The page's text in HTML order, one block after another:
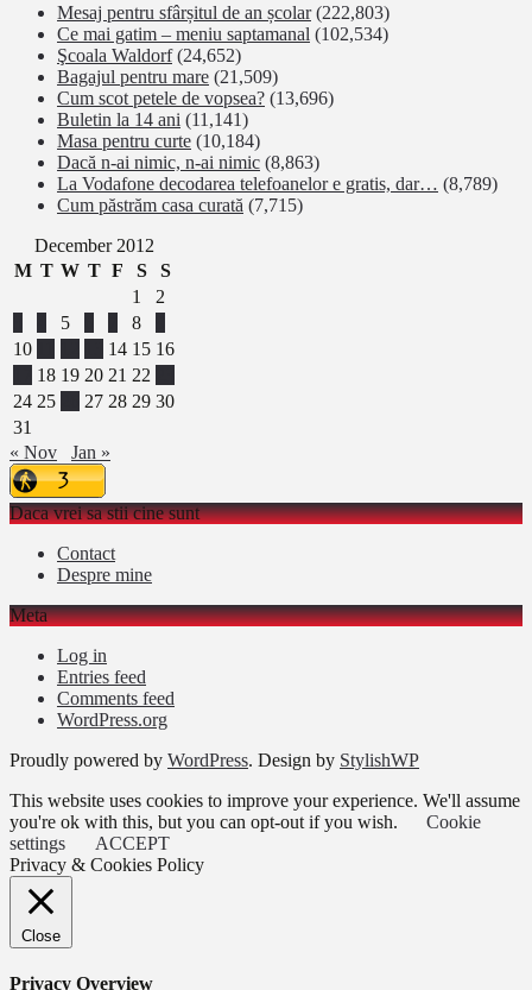
Mesaj pentru sfârșitul de an școlar (222,803)
Ce mai gatim – meniu saptamanal (102,534)
Şcoala Waldorf (24,652)
Bagajul pentru mare (21,509)
Cum scot petele de vopsea? (13,696)
Buletin la 14 ani (11,141)
Masa pentru curte (10,184)
Dacă n-ai nimic, n-ai nimic (8,863)
La Vodafone decodarea telefoanelor e gratis, dar… (8,789)
Cum păstrăm casa curată (7,715)
December 2012
M T W T F S
S
1
2
5 8
10
14 15 16
18 19 20 21 22
24 25 27 28 29 30
31
« Nov
Jan »
Daca vrei sa stii cine sunt
Contact
Despre mine
Meta
Log in
Entries feed
Comments feed
WordPress.org
Proudly powered by WordPress. Design by StylishWP
This website uses cookies to improve your experience. We'll assume
you're ok with this, but you can opt-out if you wish.
Cookie
settings
ACCEPT
Privacy & Cookies Policy
Close
Privacy Overview